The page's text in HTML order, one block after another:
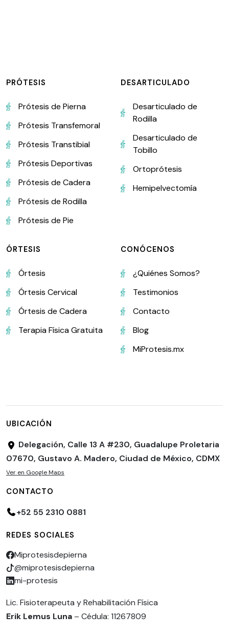
PRÓTESIS
Prótesis de Pierna
Prótesis Transfemoral
Prótesis Transtibial
Prótesis Deportivas
Prótesis de Cadera
Prótesis de Rodilla
Prótesis de Pie
DESARTICULADO
Desarticulado de
Rodilla
Desarticulado de
Tobillo
Ortoprótesis
Hemipelvectomía
ÓRTESIS
Órtesis
Órtesis Cervical
Órtesis de Cadera
Terapia Física Gratuita
CONÓCENOS
¿Quiénes Somos?
Testimonios
Contacto
Blog
MiProtesis.mx
UBICACIÓN
Delegación, Calle 13 A #230, Guadalupe Proletaria
07670, Gustavo A. Madero, Ciudad de México, CDMX
Ver en Google Maps
CONTACTO
+52 55 2310 0881
REDES SOCIALES
Miprotesisdepierna
@miprotesisdepierna
mi-protesis
Lic. Fisioterapeuta y Rehabilitación Física
Erik Lemus Luna – Cédula: 11267809